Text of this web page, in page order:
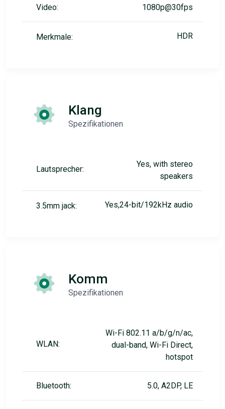
Video: 1080p@30fps
Merkmale: HDR
Klang
Spezifikationen
Lautsprecher:
Yes, with stereo
speakers
3.5mm jack: Yes,24-bit/192kHz audio
Komm
Spezifikationen
WLAN:
Wi-Fi 802.11 a/b/g/n/ac,
dual-band, Wi-Fi Direct,
hotspot
Bluetooth: 5.0, A2DP, LE